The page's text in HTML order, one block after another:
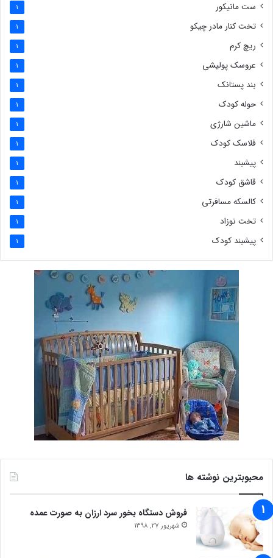
ست مانیکور 1
تخت کنار مادر چیکو 1
ریچ کرم 1
عروسک پولیشی 1
بند پستانک 1
حوله کودک 1
ماشین شارژی 1
فلاسک کودک 1
پیشبند 1
قاشق کودک 1
کالسکه مسافرتی 1
تخت نوزاد 1
پیشبند کودک 1
محبوبترین نوشته ها
فروش دستگاه بخور سرد ارزان به صورت عمده
شهریور 27, 1398